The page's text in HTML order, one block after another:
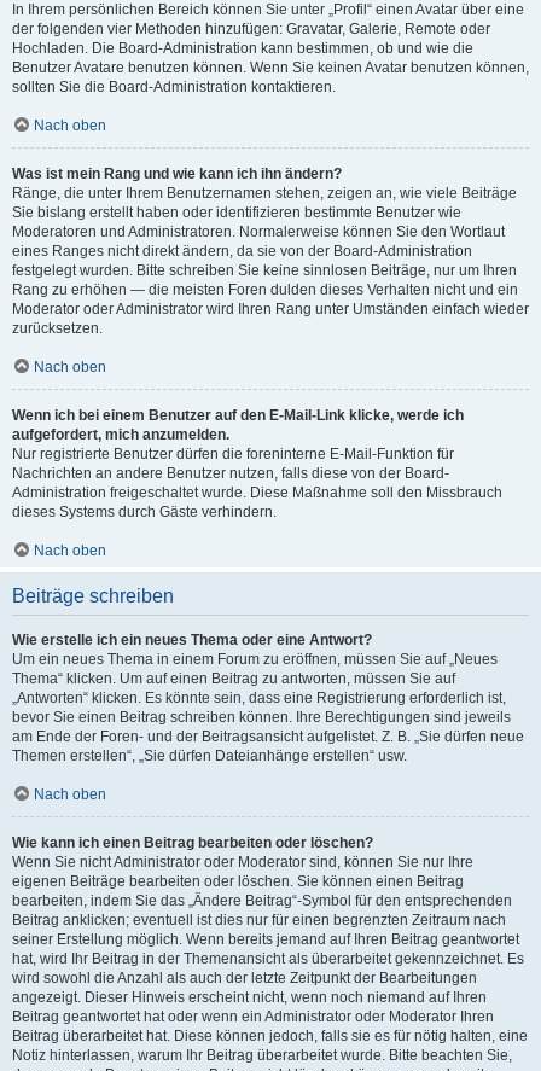
In Ihrem persönlichen Bereich können Sie unter „Profil“ einen Avatar über eine
der folgenden vier Methoden hinzufügen: Gravatar, Galerie, Remote oder
Hochladen. Die Board-Administration kann bestimmen, ob und wie die
Benutzer Avatare benutzen können. Wenn Sie keinen Avatar benutzen können,
sollten Sie die Board-Administration kontaktieren.
Nach oben
Was ist mein Rang und wie kann ich ihn ändern?
Ränge, die unter Ihrem Benutzernamen stehen, zeigen an, wie viele Beiträge
Sie bislang erstellt haben oder identifizieren bestimmte Benutzer wie
Moderatoren und Administratoren. Normalerweise können Sie den Wortlaut
eines Ranges nicht direkt ändern, da sie von der Board-Administration
festgelegt wurden. Bitte schreiben Sie keine sinnlosen Beiträge, nur um Ihren
Rang zu erhöhen — die meisten Foren dulden dieses Verhalten nicht und ein
Moderator oder Administrator wird Ihren Rang unter Umständen einfach wieder
zurücksetzen.
Nach oben
Wenn ich bei einem Benutzer auf den E-Mail-Link klicke, werde ich
aufgefordert, mich anzumelden.
Nur registrierte Benutzer dürfen die foreninterne E-Mail-Funktion für
Nachrichten an andere Benutzer nutzen, falls diese von der Board-
Administration freigeschaltet wurde. Diese Maßnahme soll den Missbrauch
dieses Systems durch Gäste verhindern.
Nach oben
Beiträge schreiben
Wie erstelle ich ein neues Thema oder eine Antwort?
Um ein neues Thema in einem Forum zu eröffnen, müssen Sie auf „Neues
Thema“ klicken. Um auf einen Beitrag zu antworten, müssen Sie auf
„Antworten“ klicken. Es könnte sein, dass eine Registrierung erforderlich ist,
bevor Sie einen Beitrag schreiben können. Ihre Berechtigungen sind jeweils
am Ende der Foren- und der Beitragsansicht aufgelistet. Z. B. „Sie dürfen neue
Themen erstellen“, „Sie dürfen Dateianhänge erstellen“ usw.
Nach oben
Wie kann ich einen Beitrag bearbeiten oder löschen?
Wenn Sie nicht Administrator oder Moderator sind, können Sie nur Ihre
eigenen Beiträge bearbeiten oder löschen. Sie können einen Beitrag
bearbeiten, indem Sie das „Ändere Beitrag“-Symbol für den entsprechenden
Beitrag anklicken; eventuell ist dies nur für einen begrenzten Zeitraum nach
seiner Erstellung möglich. Wenn bereits jemand auf Ihren Beitrag geantwortet
hat, wird Ihr Beitrag in der Themenansicht als überarbeitet gekennzeichnet. Es
wird sowohl die Anzahl als auch der letzte Zeitpunkt der Bearbeitungen
angezeigt. Dieser Hinweis erscheint nicht, wenn noch niemand auf Ihren
Beitrag geantwortet hat oder wenn ein Administrator oder Moderator Ihren
Beitrag überarbeitet hat. Diese können jedoch, falls sie es für nötig halten, eine
Notiz hinterlassen, warum Ihr Beitrag überarbeitet wurde. Bitte beachten Sie,